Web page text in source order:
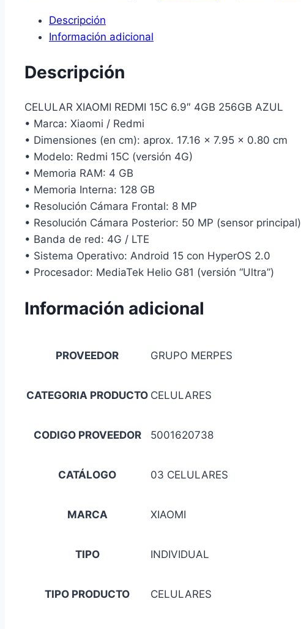
Descripción
Información adicional
Descripción
CELULAR XIAOMI REDMI 15C 6.9″ 4GB 256GB AZUL
• Marca: Xiaomi / Redmi
• Dimensiones (en cm): aprox. 17.16 × 7.95 × 0.80 cm
• Modelo: Redmi 15C (versión 4G)
• Memoria RAM: 4 GB
• Memoria Interna: 128 GB
• Resolución Cámara Frontal: 8 MP
• Resolución Cámara Posterior: 50 MP (sensor principal)
• Banda de red: 4G / LTE
• Sistema Operativo: Android 15 con HyperOS 2.0
• Procesador: MediaTek Helio G81 (versión “Ultra”)
Información adicional
PROVEEDOR GRUPO MERPES
CATEGORIA PRODUCTO CELULARES
CODIGO PROVEEDOR 5001620738
CATÁLOGO 03 CELULARES
MARCA XIAOMI
TIPO INDIVIDUAL
TIPO PRODUCTO CELULARES